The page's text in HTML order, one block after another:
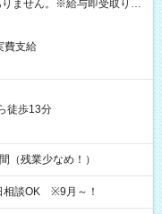
ません。※給与即受取りサ
費支給
徒歩13分
（残業少なめ！）
談OK ※9月～！